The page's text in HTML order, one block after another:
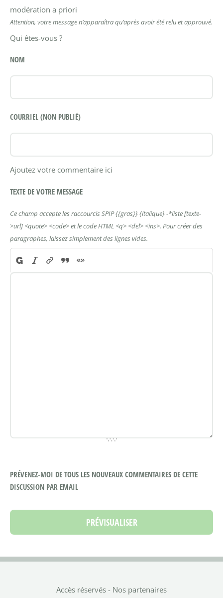
modération a priori
Attention, votre message n’apparaîtra qu’après avoir été relu et approuvé.
Qui êtes-vous ?
NOM
COURRIEL (NON PUBLIÉ)
Ajoutez votre commentaire ici
TEXTE DE VOTRE MESSAGE
Ce champ accepte les raccourcis SPIP{{gras}}{italique}-*liste[texte-
>url] <quote> <code>et le code HTML <q> <del> <ins>. Pour créer des
paragraphes, laissez simplement des lignes vides.
PRÉVENEZ-MOI DE TOUS LES NOUVEAUX COMMENTAIRES DE CETTE
DISCUSSION PAR EMAIL
Accès réservés - Nos partenaires